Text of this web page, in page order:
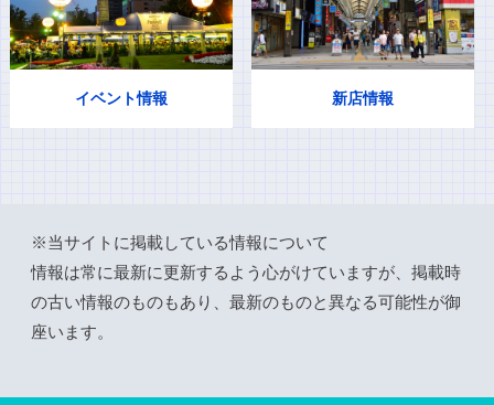
イベント情報 新店情報
※当サイトに掲載している情報について
情報は常に最新に更新するよう心がけていますが、掲載時
の古い情報のものもあり、最新のものと異なる可能性が御
座います。